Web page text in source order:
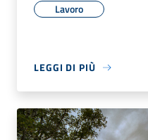
Lavoro
LEGGI DI PIÙ